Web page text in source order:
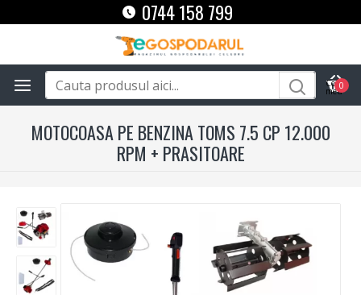
0744 158 799
0
MOTOCOASA PE BENZINA TOMS 7.5 CP 12.000
RPM + PRASITOARE